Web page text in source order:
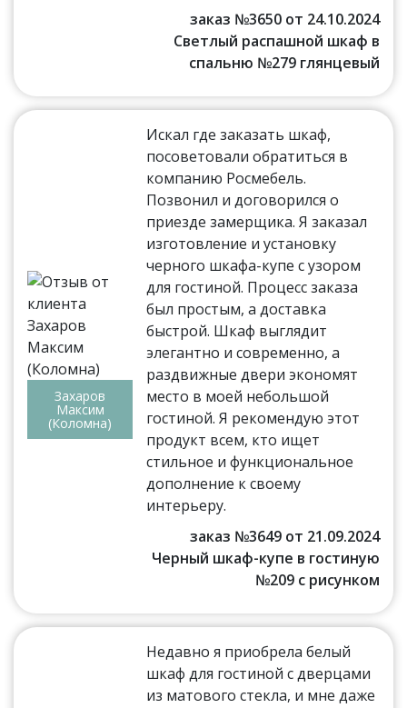
заказ №3650 от 24.10.2024
Светлый распашной шкаф в
спальню №279 глянцевый
Захаров
Максим
(Коломна)
Искал где заказать шкаф,
посоветовали обратиться в
компанию Росмебель.
Позвонил и договорился о
приезде замерщика. Я заказал
изготовление и установку
черного шкафа-купе с узором
для гостиной. Процесс заказа
был простым, а доставка
быстрой. Шкаф выглядит
элегантно и современно, а
раздвижные двери экономят
место в моей небольшой
гостиной. Я рекомендую этот
продукт всем, кто ищет
стильное и функциональное
дополнение к своему
интерьеру.
заказ №3649 от 21.09.2024
Черный шкаф-купе в гостиную
№209 с рисунком
Недавно я приобрела белый
шкаф для гостиной с дверцами
из матового стекла, и мне даже